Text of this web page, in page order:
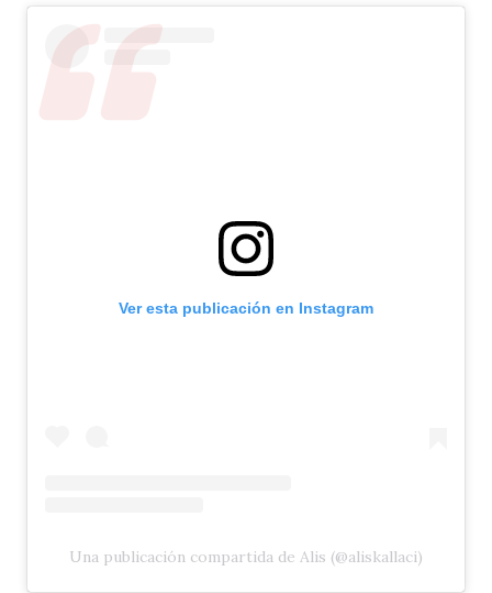
Ver esta publicación en Instagram
Una publicación compartida de Alis (@aliskallaci)